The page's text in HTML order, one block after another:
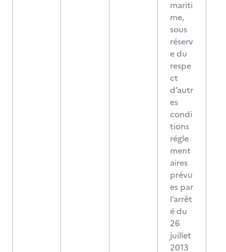
mariti
me,
sous
réserv
e du
respe
ct
d’autr
es
condi
tions
régle
ment
aires
prévu
es par
l’arrêt
é du
26
juillet
2013